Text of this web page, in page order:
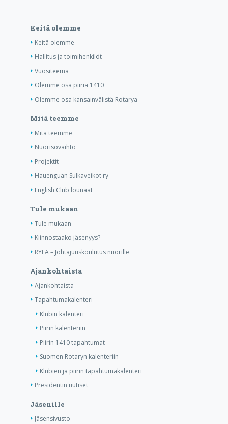
Keitä olemme
Keitä olemme
Hallitus ja toimihenkilöt
Vuositeema
Olemme osa piiriä 1410
Olemme osa kansainvälistä Rotarya
Mitä teemme
Mitä teemme
Nuorisovaihto
Projektit
Hauenguan Sulkaveikot ry
English Club lounaat
Tule mukaan
Tule mukaan
Kiinnostaako jäsenyys?
RYLA – Johtajuuskoulutus nuorille
Ajankohtaista
Ajankohtaista
Tapahtumakalenteri
Klubin kalenteri
Piirin kalenteriin
Piirin 1410 tapahtumat
Suomen Rotaryn kalenteriin
Klubien ja piirin tapahtumakalenteri
Presidentin uutiset
Jäsenille
Jäsensivusto